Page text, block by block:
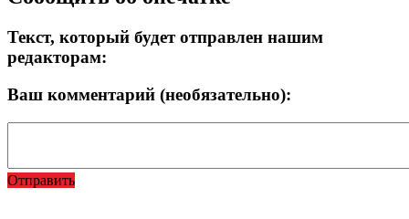
Текст, который будет отправлен нашим
редакторам:
Ваш комментарий (необязательно):
Отправить